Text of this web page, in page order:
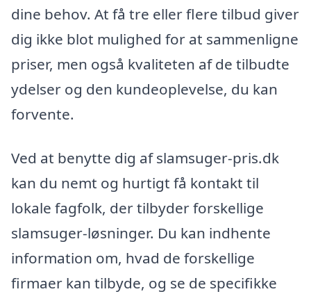
dine behov. At få tre eller flere tilbud giver
dig ikke blot mulighed for at sammenligne
priser, men også kvaliteten af de tilbudte
ydelser og den kundeoplevelse, du kan
forvente.
Ved at benytte dig af slamsuger-pris.dk
kan du nemt og hurtigt få kontakt til
lokale fagfolk, der tilbyder forskellige
slamsuger-løsninger. Du kan indhente
information om, hvad de forskellige
firmaer kan tilbyde, og se de specifikke